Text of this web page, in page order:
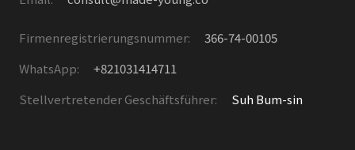
Firmenregistrierungsnummer:
366-74-00105
WhatsApp:
+821031414711
Stellvertretender Geschäftsführer:
Suh Bum-sin